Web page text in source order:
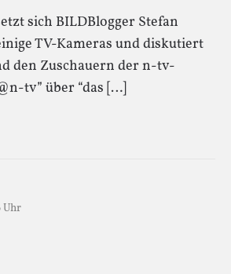
sich BILDBlogger Stefan
TV-Kameras und diskutiert
den Zuschauern der n-tv-
tv” über “das […]
Uhr